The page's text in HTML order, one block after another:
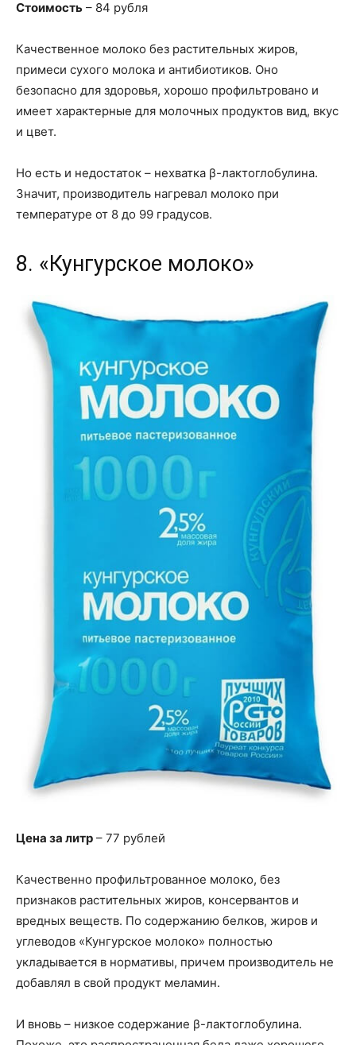
Стоимость – 84 рубля
Качественное молоко без растительных жиров,
примеси сухого молока и антибиотиков. Оно
безопасно для здоровья, хорошо профильтровано и
имеет характерные для молочных продуктов вид, вкус
и цвет.
Но есть и недостаток – нехватка β-лактоглобулина.
Значит, производитель нагревал молоко при
температуре от 8 до 99 градусов.
8. «Кунгурское молоко»
Цена за литр – 77 рублей
Качественно профильтрованное молоко, без
признаков растительных жиров, консервантов и
вредных веществ. По содержанию белков, жиров и
углеводов «Кунгурское молоко» полностью
укладывается в нормативы, причем производитель не
добавлял в свой продукт меламин.
И вновь – низкое содержание β-лактоглобулина.